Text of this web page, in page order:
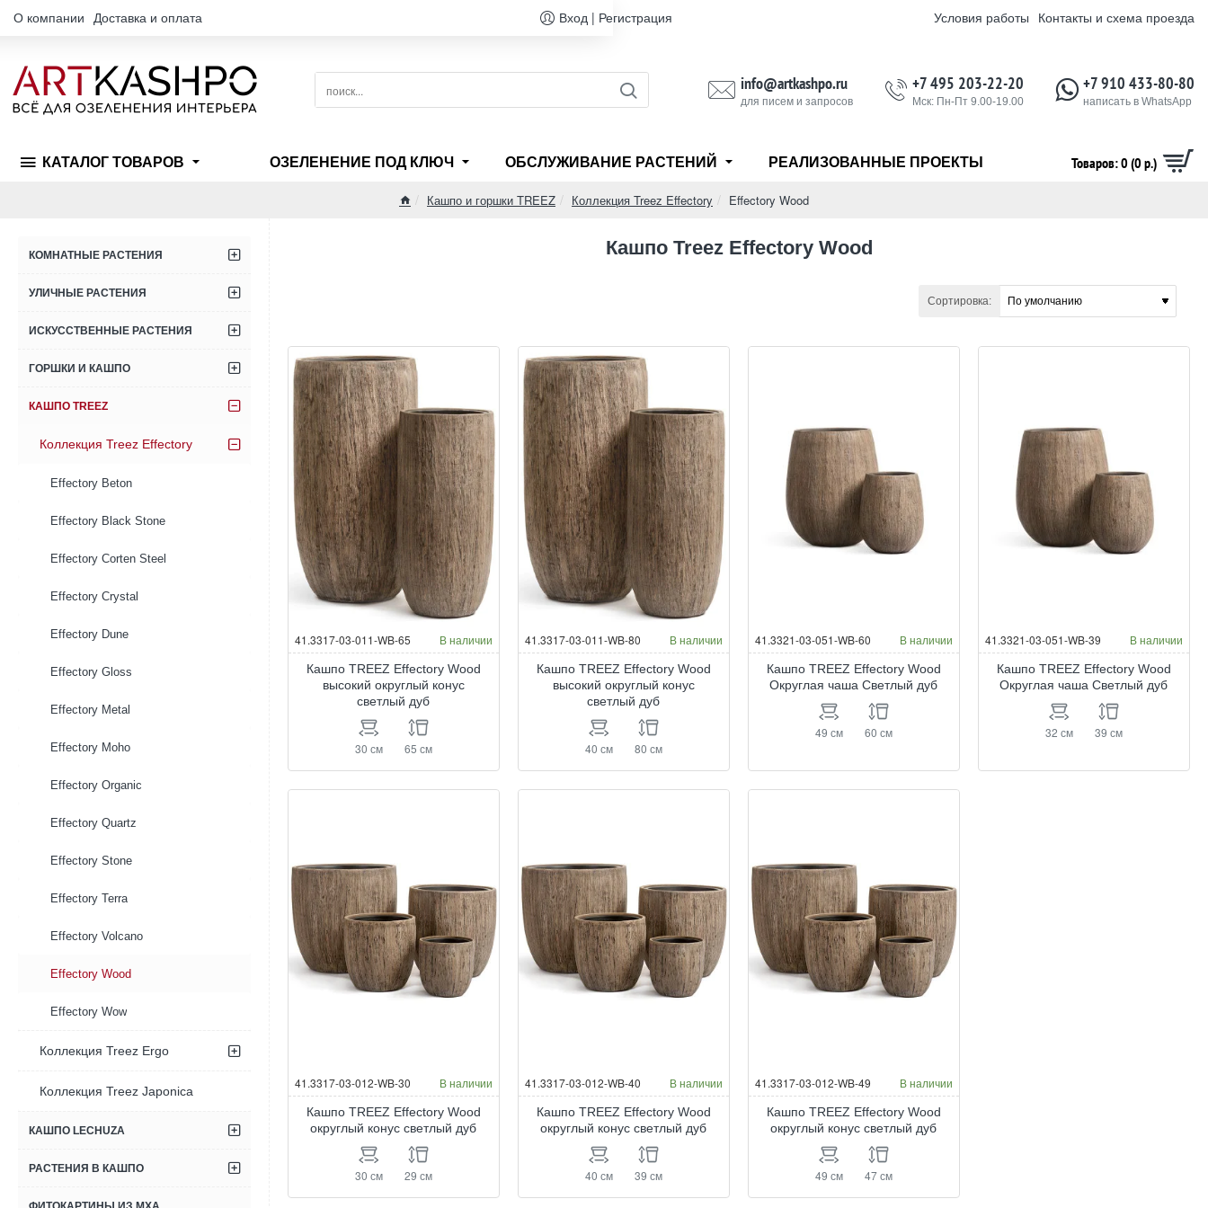
О компании Доставка и оплата Вход | Регистрация Условия работы Контакты и схема проезда
поиск...
info@artkashpo.ru
для писем и запросов
+7 495 203-22-20
Мск: Пн-Пт 9.00-19.00
+7 910 433-80-80
написать в WhatsApp
КАТАЛОГ ТОВАРОВ ОЗЕЛЕНЕНИЕ ПОД КЛЮЧ ОБСЛУЖИВАНИЕ РАСТЕНИЙ РЕАЛИЗОВАННЫЕ ПРОЕКТЫ Товаров: 0 (0 р.)
Кашпо и горшки TREEZ Коллекция Treez Effectory Effectory Wood
КОМНАТНЫЕ РАСТЕНИЯ
УЛИЧНЫЕ РАСТЕНИЯ
ИСКУССТВЕННЫЕ РАСТЕНИЯ
ГОРШКИ И КАШПО
КАШПО TREEZ
Коллекция Treez Effectory
Effectory Beton
Effectory Black Stone
Effectory Corten Steel
Effectory Crystal
Effectory Dune
Effectory Gloss
Effectory Metal
Effectory Moho
Effectory Organic
Effectory Quartz
Effectory Stone
Effectory Terra
Effectory Volcano
Effectory Wood
Effectory Wow
Коллекция Treez Ergo
Коллекция Treez Japonica
КАШПО LECHUZA
РАСТЕНИЯ В КАШПО
Кашпо Treez Effectory Wood
Сортировка:
41.3317-03-011-WB-65 В наличии
Кашпо TREEZ Effectory Wood
высокий округлый конус
светлый дуб
30 см 65 см
41.3317-03-011-WB-80 В наличии
Кашпо TREEZ Effectory Wood
высокий округлый конус
светлый дуб
40 см 80 см
41.3321-03-051-WB-60 В наличии
Кашпо TREEZ Effectory Wood
Округлая чаша Светлый дуб
49 см 60 см
41.3321-03-051-WB-39 В наличии
Кашпо TREEZ Effectory Wood
Округлая чаша Светлый дуб
32 см 39 см
41.3317-03-012-WB-30 В наличии
Кашпо TREEZ Effectory Wood
округлый конус светлый дуб
30 см 29 см
41.3317-03-012-WB-40 В наличии
Кашпо TREEZ Effectory Wood
округлый конус светлый дуб
40 см 39 см
41.3317-03-012-WB-49 В наличии
Кашпо TREEZ Effectory Wood
округлый конус светлый дуб
49 см 47 см